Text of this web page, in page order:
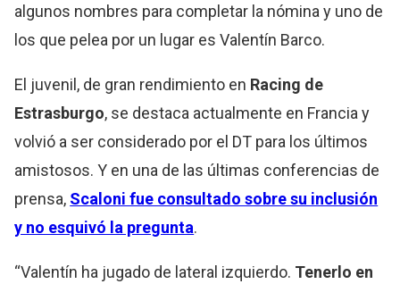
algunos nombres para completar la nómina y uno de
los que pelea por un lugar es Valentín Barco.
El juvenil, de gran rendimiento en Racing de
Estrasburgo, se destaca actualmente en Francia y
volvió a ser considerado por el DT para los últimos
amistosos. Y en una de las últimas conferencias de
prensa, Scaloni fue consultado sobre su inclusión
y no esquivó la pregunta.
“Valentín ha jugado de lateral izquierdo. Tenerlo en